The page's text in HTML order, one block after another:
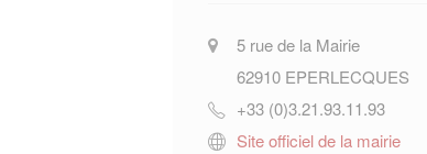
5 rue de la Mairie
62910 EPERLECQUES
+33 (0)3.21.93.11.93
Site officiel de la mairie